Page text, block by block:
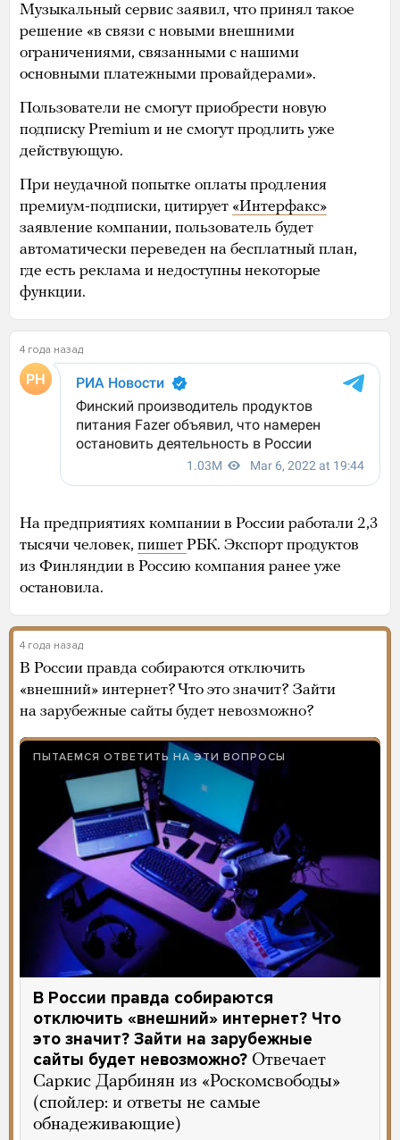
Музыкальный сервис заявил, что принял такое
решение «в связи с новыми внешними
ограничениями, связанными с нашими
основными платежными провайдерами».
Пользователи не смогут приобрести новую
подписку Premium и не смогут продлить уже
действующую.
При неудачной попытке оплаты продления
премиум-подписки, цитирует «Интерфакс»
заявление компании, пользователь будет
автоматически переведен на бесплатный план,
где есть реклама и недоступны некоторые
функции.
4 года назад
На предприятиях компании в России работали 2,3
тысячи человек, пишет РБК. Экспорт продуктов
из Финляндии в Россию компания ранее уже
остановила.
4 года назад
В России правда собираются отключить
«внешний» интернет? Что это значит? Зайти
на зарубежные сайты будет невозможно?
ПЫТАЕМСЯ ОТВЕТИТЬ НА ЭТИ ВОПРОСЫ
В России правда собираются
отключить «внешний» интернет? Что
это значит? Зайти на зарубежные
сайты будет невозможно? Отвечает
Саркис Дарбинян из «Роскомсвободы»
(спойлер: и ответы не самые
обнадеживающие)